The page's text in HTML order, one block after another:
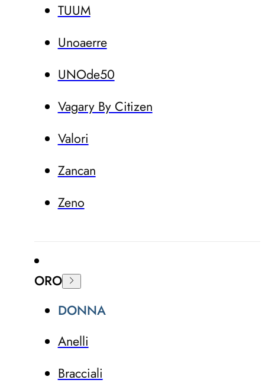
TUUM
Unoaerre
UNOde50
Vagary By Citizen
Valori
Zancan
Zeno
ORO
DONNA
Anelli
Bracciali